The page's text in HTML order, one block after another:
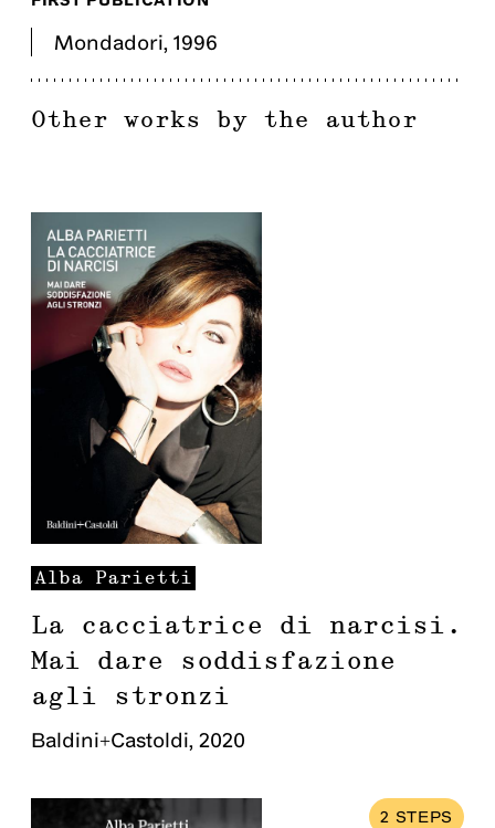
Mondadori, 1996
Other works by the author
Alba Parietti
La cacciatrice di narcisi.
Mai dare soddisfazione
agli stronzi
Baldini+Castoldi, 2020
2 STEPS